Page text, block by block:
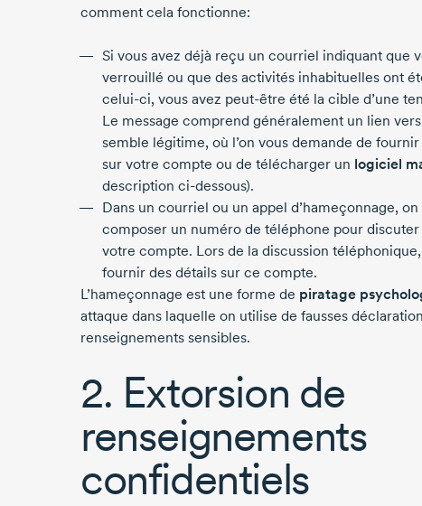
comment cela fonctionne:
Si vous avez déjà reçu un courriel indiquant que
verrouillé ou que des activités inhabituelles ont
celui-ci, vous avez peut-être été la cible d’une
Le message comprend généralement un lien
semble légitime, où l’on vous demande de
sur votre compte ou de télécharger un logiciel
description ci-dessous).
Dans un courriel ou un appel d’hameçonnage,
composer un numéro de téléphone pour discuter
votre compte. Lors de la discussion
fournir des détails sur ce compte.
L’hameçonnage est une forme de piratage
attaque dans laquelle on utilise de fausses
renseignements sensibles.
2. Extorsion de
renseignements
confidentiels